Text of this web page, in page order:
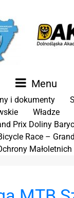
Menu
i dokumenty
Władze
Prix Doliny
Race –
Małoletnich